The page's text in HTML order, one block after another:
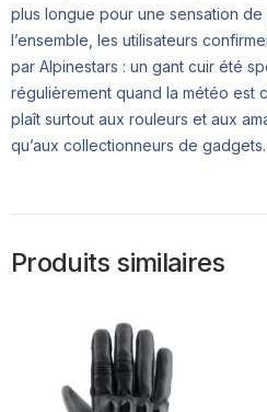
plus longue pour une sensation
l’ensemble, les utilisateurs
par Alpinestars : un gant cuir été
régulièrement quand la météo est
plaît surtout aux rouleurs et aux
qu’aux collectionneurs de gadgets.
Produits similaires